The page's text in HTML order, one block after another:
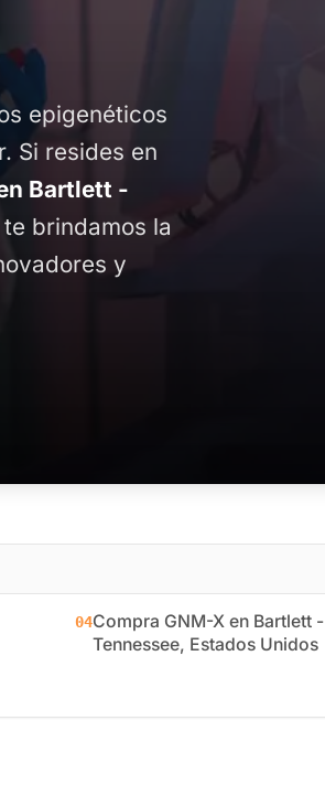
epigenéticos
Si resides en
Bartlett -
brindamos la
y
04Compra GNM-X en Bartlett -
Tennessee, Estados Unidos